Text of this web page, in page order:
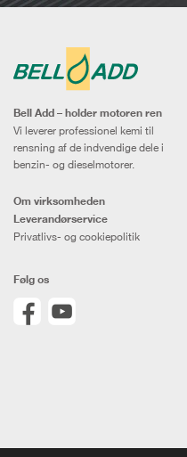
Bell Add – holder motoren ren
Vi leverer professionel kemi til
rensning af de indvendige dele i
benzin- og dieselmotorer.
Om virksomheden
Leverandørservice
Privatlivs- og cookiepolitik
Følg os